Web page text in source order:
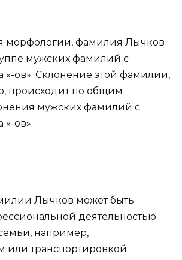
морфологии, фамилия Лычков
мужских фамилий с
«-ов». Склонение этой фамилии,
происходит по общим
мужских фамилий с
ов».
Лычков может быть
деятельностью
например,
или транспортировкой